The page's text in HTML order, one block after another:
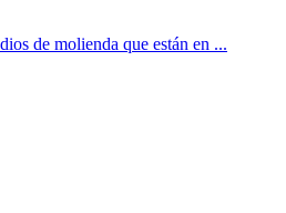
de molienda que están en ...